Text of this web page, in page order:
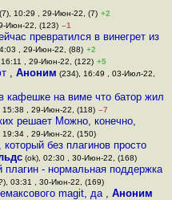
(7), 10:29 , 29-Июн-22, (7) +2
Июн-22, (123) –1
превратился в винегрет из
, 29-Июн-22, (88) +2
, 29-Июн-22, (122) +5
, Аноним (234), 16:49 , 03-Июл-22,
кафешке на виме что батор жил
15:38 , 29-Июн-22, (118) –7
решает Можно, конечно,
, 29-Июн-22, (150)
без плагинов просто
(ok), 02:30 , 30-Июн-22, (168)
- нормальная поддержка
03:31 , 30-Июн-22, (169)
magit, да , Аноним